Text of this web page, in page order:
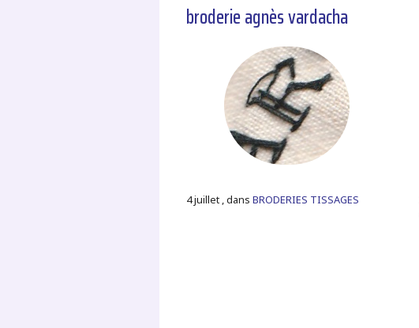
broderie agnès vardacha
4 juillet , dans BRODERIES TISSAGES